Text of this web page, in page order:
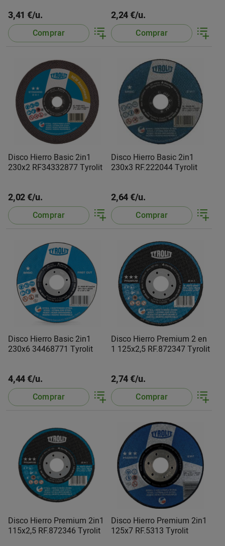
3,41 €/u.
Comprar
2,24 €/u.
Comprar
Disco Hierro Basic 2in1
230x2 RF34332877 Tyrolit
2,02 €/u.
Comprar
Disco Hierro Basic 2in1
230x3 RF.222044 Tyrolit
2,64 €/u.
Comprar
Disco Hierro Basic 2in1
230x6 34468771 Tyrolit
4,44 €/u.
Comprar
Disco Hierro Premium 2 en
1 125x2,5 RF.872347 Tyrolit
2,74 €/u.
Comprar
Disco Hierro Premium 2in1
115x2,5 RF.872346 Tyrolit
Disco Hierro Premium 2in1
125x7 RF.5313 Tyrolit